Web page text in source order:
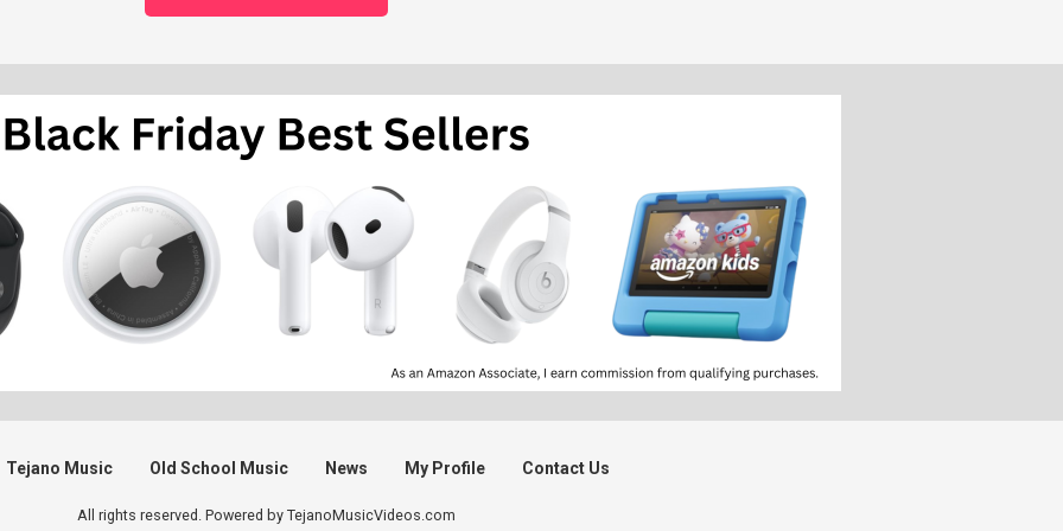
Tejano Music Old School Music News My Profile Contact Us
All rights reserved. Powered by TejanoMusicVideos.com